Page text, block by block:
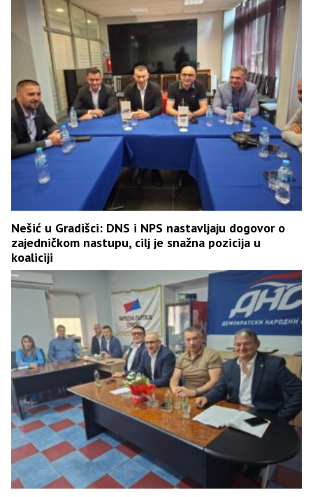
Nešić u Gradišci: DNS i NPS nastavljaju dogovor o
zajedničkom nastupu, cilj je snažna pozicija u
koaliciji